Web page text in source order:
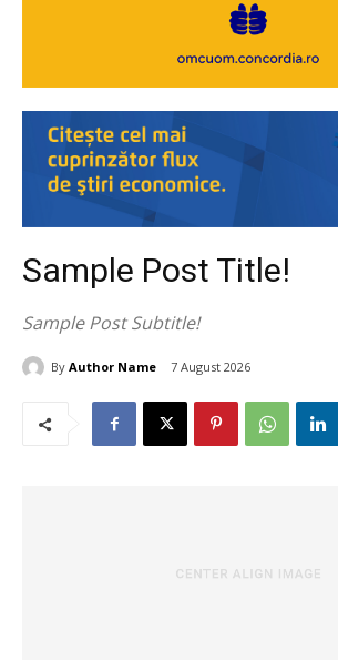
Sample Post Title!
Sample Post Subtitle!
By Author Name 7 August 2026